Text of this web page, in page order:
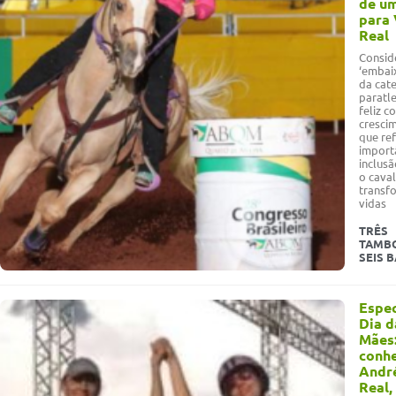
para
Real
da
feliz
que
o
vidas
TRÊS
SEIS
Dia